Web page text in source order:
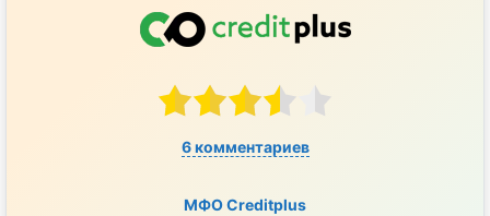
6 комментариев
МФО Creditplus